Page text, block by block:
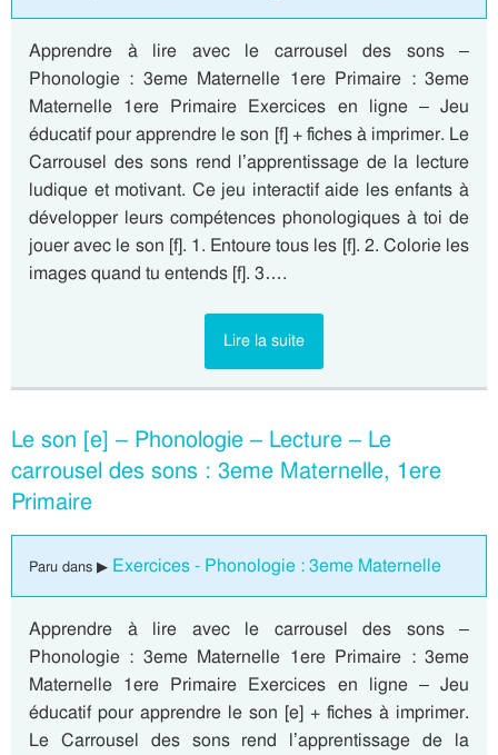
Apprendre à lire avec le carrousel des sons –
Phonologie : 3eme Maternelle 1ere Primaire : 3eme
Maternelle 1ere Primaire Exercices en ligne – Jeu
éducatif pour apprendre le son [f] + fiches à imprimer. Le
Carrousel des sons rend l’apprentissage de la lecture
ludique et motivant. Ce jeu interactif aide les enfants à
développer leurs compétences phonologiques à toi de
jouer avec le son [f]. 1. Entoure tous les [f]. 2. Colorie les
images quand tu entends [f]. 3….
Lire la suite
Le son [e] – Phonologie – Lecture – Le
carrousel des sons : 3eme Maternelle, 1ere
Primaire
Paru dans ▶ Exercices - Phonologie : 3eme Maternelle
Apprendre à lire avec le carrousel des sons –
Phonologie : 3eme Maternelle 1ere Primaire : 3eme
Maternelle 1ere Primaire Exercices en ligne – Jeu
éducatif pour apprendre le son [e] + fiches à imprimer.
Le Carrousel des sons rend l’apprentissage de la